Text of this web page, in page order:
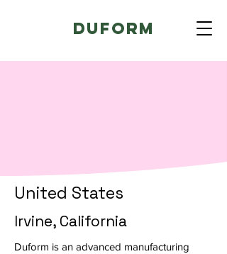
Duform
United States
Irvine, California
Duform is an advanced manufacturing